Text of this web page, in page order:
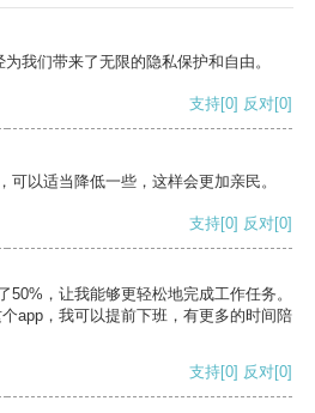
我们带来了无限的隐私保护和自由。
支持[0] 反对[0]
可以适当降低一些，这样会更加亲民。
支持[0] 反对[0]
50%，让我能够更轻松地完成工作任务。
app，我可以提前下班，有更多的时间陪
支持[0] 反对[0]